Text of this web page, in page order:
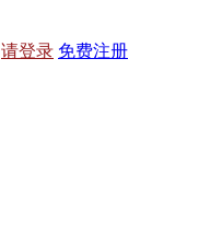
请登录 免费注册